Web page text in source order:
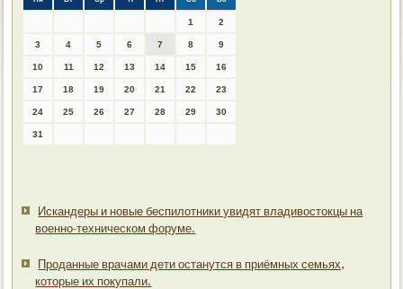
1 2
3 4 5 6 7 8 9
10 11 12 13 14 15 16
17 18 19 20 21 22 23
24 25 26 27 28 29 30
31
Искандеры и новые беспилотники увидят владивостокцы на
военно-техническом форуме.
Проданные врачами дети останутся в приёмных семьях,
которые их покупали.